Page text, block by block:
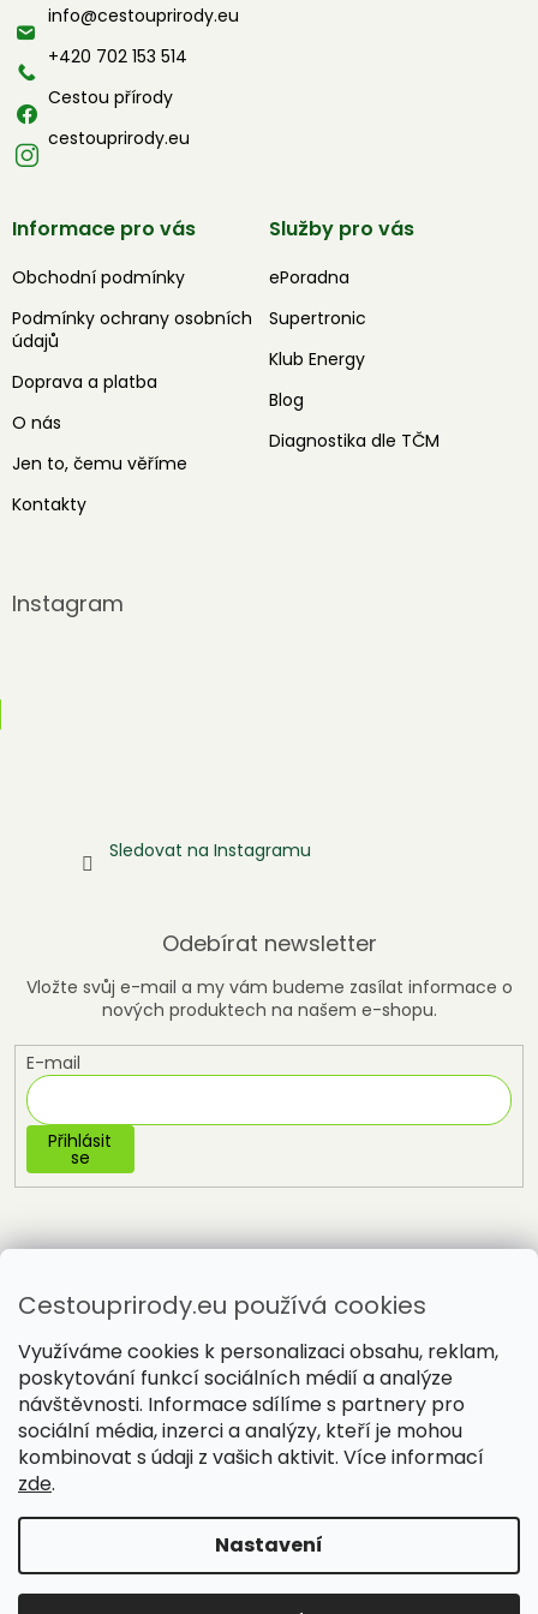
Cestouprirody.eu používá cookies
Využíváme cookies k personalizaci obsahu, reklam,
poskytování funkcí sociálních médií a analýze
návštěvnosti. Informace sdílíme s partnery pro
sociální média, inzerci a analýzy, kteří je mohou
kombinovat s údaji z vašich aktivit. Více informací
zde.
Nastavení
t info@cestouprirody.eu
+420 702 153 514
Cestou přírody
cestouprirody.eu
Informace pro vás
Obchodní podmínky
Podmínky ochrany osobních
údajů
Doprava a platba
O nás
Jen to, čemu věříme
Kontakty
Služby pro vás
ePoradna
Supertronic
Klub Energy
Blog
Diagnostika dle TČM
Instagram
Sledovat na Instagramu
Odebírat newsletter
Vložte svůj e-mail a my vám budeme zasílat informace o
nových produktech na našem e-shopu.
E-mail
Přihlásit
se
Vytvořil Shoptet
Copyright 2026